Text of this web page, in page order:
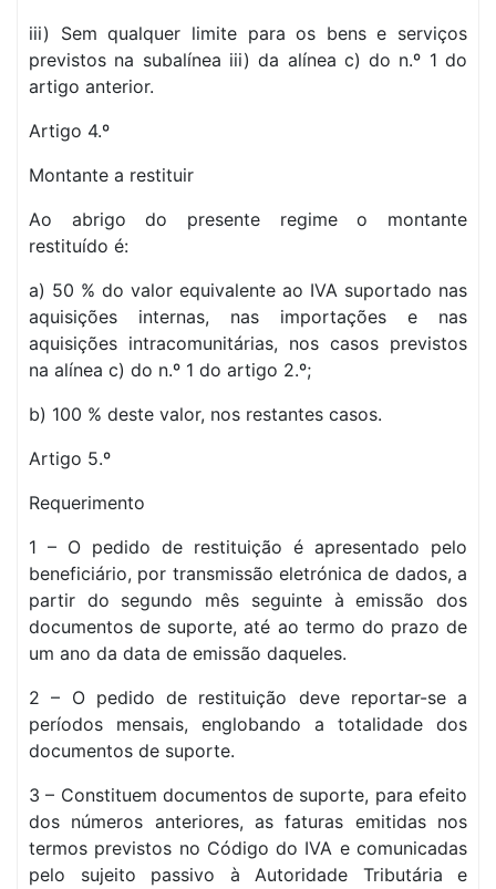
iii) Sem qualquer limite para os bens e serviços
previstos na subalínea iii) da alínea c) do n.º 1 do
artigo anterior.
Artigo 4.º
Montante a restituir
Ao abrigo do presente regime o montante
restituído é:
a) 50 % do valor equivalente ao IVA suportado nas
aquisições internas, nas importações e nas
aquisições intracomunitárias, nos casos previstos
na alínea c) do n.º 1 do artigo 2.º;
b) 100 % deste valor, nos restantes casos.
Artigo 5.º
Requerimento
1 – O pedido de restituição é apresentado pelo
beneficiário, por transmissão eletrónica de dados, a
partir do segundo mês seguinte à emissão dos
documentos de suporte, até ao termo do prazo de
um ano da data de emissão daqueles.
2 – O pedido de restituição deve reportar-se a
períodos mensais, englobando a totalidade dos
documentos de suporte.
3 – Constituem documentos de suporte, para efeito
dos números anteriores, as faturas emitidas nos
termos previstos no Código do IVA e comunicadas
pelo sujeito passivo à Autoridade Tributária e